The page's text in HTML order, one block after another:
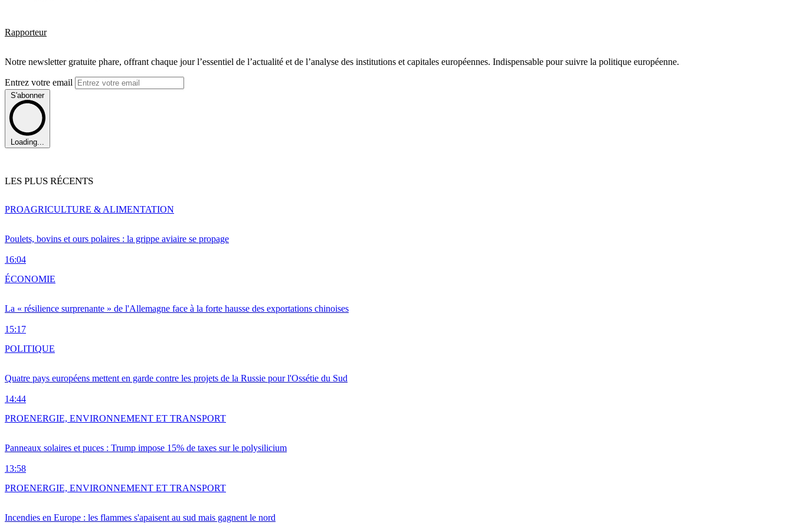
Rapporteur
Notre newsletter gratuite phare, offrant chaque jour l’essentiel de l’actualité et de l’analyse des institutions et capitales européennes. Indispensable pour suivre la politique européenne.
Entrez votre email
S'abonner
Loading...
LES PLUS RÉCENTS
Poulets, bovins et ours polaires : la grippe aviaire se propage
16:04
PROAGRICULTURE & ALIMENTATION
La « résilience surprenante » de l'Allemagne face à la forte hausse des exportations chinoises
15:17
ÉCONOMIE
Quatre pays européens mettent en garde contre les projets de la Russie pour l'Ossétie du Sud
14:44
POLITIQUE
Panneaux solaires et puces : Trump impose 15% de taxes sur le polysilicium
13:58
PROENERGIE, ENVIRONNEMENT ET TRANSPORT
Incendies en Europe : les flammes s'apaisent au sud mais gagnent le nord
PROENERGIE, ENVIRONNEMENT ET TRANSPORT